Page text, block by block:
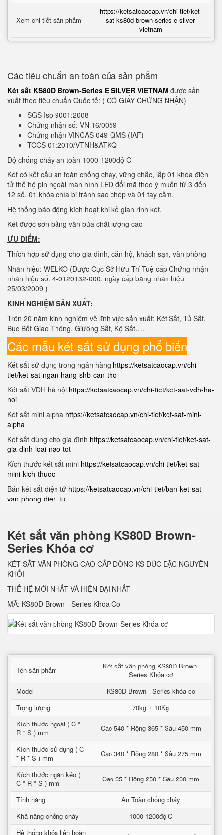
Xem chi tiết sản phẩm
https://ketsatcaocap.vn/chi-tiet/ket-
sat-ks80d-brown-series-e-silver-
vietnam
Các tiêu chuẩn an toàn của sản phẩm
Két sắt KS80D Brown-Series E SILVER VIETNAM được sản
xuất theo tiêu chuẩn Quốc tế: ( CÓ GIẤY CHỨNG NHẬN)
SGS Iso 9001:2008
Chứng nhận số: VN 16/0059
Chứng nhận VINCAS 049-QMS (IAF)
TCCS 01:2010/VTNH&ATKQ
Độ chống cháy an toàn 1000-1200độ C
Két có kết cấu an toàn chống cháy, vững chắc, lắp 01 khóa điện
tử thế hệ pin ngoài màn hình LED đổi mã theo ý muốn từ 3 đến
12 số, 01 khóa chìa bi tránh sao chép và 01 tay cầm.
Hệ thống báo động kích hoạt khi kẻ gian rinh két.
Két được sơn bằng vân búa chất lượng cao
ƯU ĐIỂM:
Thích hợp sử dụng cho gia đình, căn hộ, khách sạn, văn phòng
Nhãn hiệu: WELKO (Được Cục Sở Hữu Trí Tuệ cấp Chứng nhận
nhãn hiệu số: 4-0120132-000, ngày cấp bằng nhãn hiệu
25/03/2009 )
KINH NGHIỆM SẢN XUẤT:
Trên 20 năm kinh nghiệm về lĩnh vực sản xuất: Két Sắt, Tủ Sắt,
Bục Bốt Giao Thông, Giường Sắt, Kệ Sắt….
Các mẫu két sắt sử dụng phổ biến
Két sắt sử dụng trong ngân hàng https://ketsatcaocap.vn/chi-
tiet/ket-sat-ngan-hang-shb-can-tho
Két sắt VDH hà nội https://ketsatcaocap.vn/chi-tiet/ket-sat-vdh-ha-
noi
Két sắt mini alpha https://ketsatcaocap.vn/chi-tiet/ket-sat-mini-
alpha
Két sắt dùng cho gia đình https://ketsatcaocap.vn/chi-tiet/ket-sat-
gia-dinh-loai-nao-tot
Kích thước két sắt mini https://ketsatcaocap.vn/chi-tiet/ket-sat-
mini-kich-thuoc
Bán két sắt điện tử https://ketsatcaocap.vn/chi-tiet/ban-ket-sat-
van-phong-dien-tu
Két sắt văn phòng KS80D Brown-
Series Khóa cơ
KÉT SẮT VĂN PHÒNG CAO CẤP DÒNG KS ĐÚC ĐẶC NGUYÊN
KHỐI
THẾ HỆ MỚI NHẤT VÀ HIỆN ĐẠI NHẤT
MÃ: KS80D Brown - Series Khoa Co
Tên sản phẩm
Két sắt văn phòng KS80D Brown-
Series Khóa cơ
Model
KS80D Brown - Series khóa cơ
Trọng lượng
70kg ± 10Kg
Kích thước ngoài ( C *
R * S ) mm
Cao 540 * Rộng 365 * Sâu 450 mm
Kích thước sử dụng ( C
* R * S ) mm
Cao 340 * Rộng 280 * Sâu 275 mm
Kích thước ngăn kéo (
C * R * S ) mm
Cao 35 * Rộng 250 * Sâu 230 mm
Tính năng
An Toàn chống cháy
Khả năng chống cháy
1000-1200độ C
Hệ thống khóa liên hoàn